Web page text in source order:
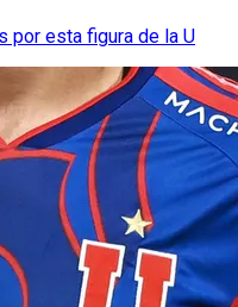
por esta figura de la U